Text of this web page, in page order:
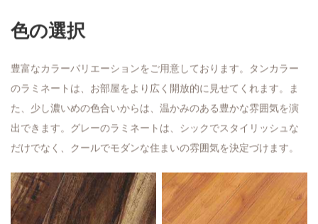
色の選択
豊富なカラーバリエーションをご用意しております。タンカラー
のラミネートは、お部屋をより広く開放的に見せてくれます。ま
た、少し濃いめの色合いからは、温かみのある豊かな雰囲気を演
出できます。グレーのラミネートは、シックでスタイリッシュな
だけでなく、クールでモダンな住まいの雰囲気を決定づけます。